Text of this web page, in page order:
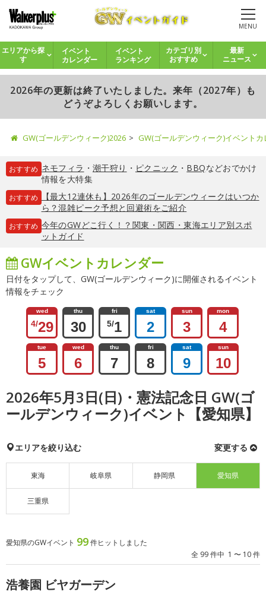
MENU
エリアから探
す
イベント
カレンダー
イベント
ランキング
カテゴリ別
おすすめ
最新
ニュース
2026年の更新は終了いたしました。来年（2027年）も
どうぞよろしくお願いします。
GW(ゴールデンウィーク)2026 GW(ゴールデンウィーク)イベント
おすすめ ネモフィラ ・ 潮干狩り ・ ピクニック ・ BBQなどおでかけ
情報を大特集
おすすめ
【最大12連休も】2026年のゴールデンウィークはいつか
ら？混雑ピーク予想と回避術をご紹介
おすすめ 今年のGWどこ行く！？関東・関西・東海エリア別スポ
ットガイド
GWイベントカレンダー
日付をタップして、GW(ゴールデンウィーク)に開催されるイベント
情報をチェック
wed
4/29
thu
30
fri
5/1
sat
2
sun
3
mon
4
tue
5
wed
6
thu
7
fri
8
sat
9
sun
10
2026年5月3日(日)・憲法記念日 GW(ゴ
ールデンウィーク)イベント【愛知県】
エリアを絞り込む 変更する
東海 岐阜県 静岡県 愛知県
三重県
愛知県のGWイベント 99件ヒットしました
全 99 件中 1 〜 10 件
浩養園 ビヤガーデン